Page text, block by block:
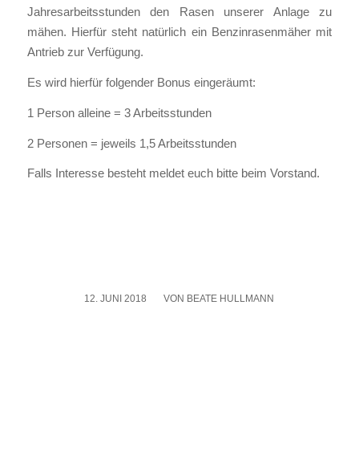
Jah­res­ar­beits­stun­den den Rasen unse­rer Anla­ge zu
mähen. Hier­für steht natür­lich ein Ben­zin­ra­sen­mä­her mit
Antrieb zur Ver­fü­gung.
Es wird hier­für fol­gen­der Bonus ein­ge­räumt:
1 Per­son allei­ne = 3 Arbeits­stun­den
2 Per­so­nen = jeweils 1,5 Arbeits­stun­den
Falls Inter­es­se besteht mel­det euch bit­te beim Vor­stand.
12. JUNI 2018
/ VON BEATE HULLMANN